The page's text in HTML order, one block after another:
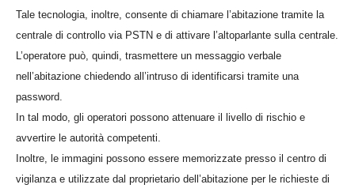
Tale tecnologia, inoltre, consente di chiamare l’abitazione tramite la
centrale di controllo via PSTN e di attivare l’altoparlante sulla centrale.
L’operatore può, quindi, trasmettere un messaggio verbale
nell’abitazione chiedendo all’intruso di identificarsi tramite una
password.
In tal modo, gli operatori possono attenuare il livello di rischio e
avvertire le autorità competenti.
Inoltre, le immagini possono essere memorizzate presso il centro di
vigilanza e utilizzate dal proprietario dell’abitazione per le richieste di